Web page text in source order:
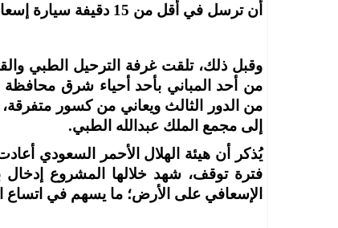
أن ترسل في أقل من 15 دقيفة سيارة إسعاف و3 دوريات وتوقف السير لإسعاف عامل باكستاني.
وقبل ذلك، تلقت غرفة الترحيل الطبي
من أحد المباني بأحد أحياء شرق محافظة
من الدور الثالث ويعاني من كسور متفرقة،
إلى مجمع الملك عبدالله الطبي.
فترة توقف، شهد خلالها المشروع إدخال
الإسعافي على الأرض؛ ما يسهم في اتساع